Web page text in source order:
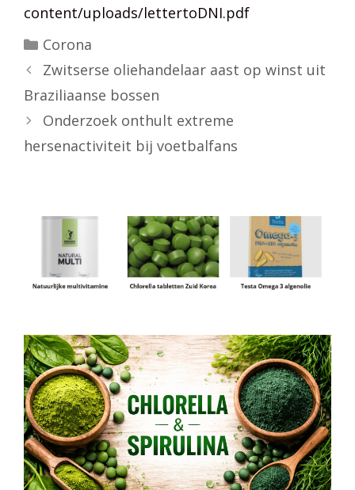
content/uploads/lettertoDNI.pdf
Categorieën
Corona
Zwitserse oliehandelaar aast op winst uit
Braziliaanse bossen
Onderzoek onthult extreme
hersenactiviteit bij voetbalfans